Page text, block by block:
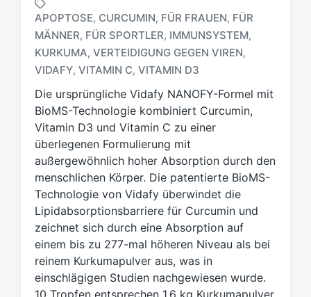
c
h
l
g
w
ö
r
t
e
r
APOPTOSE, CURCUMIN, FÜR FRAUEN, FÜR
MÄNNER, FÜR SPORTLER, IMMUNSYSTEM,
KURKUMA, VERTEIDIGUNG GEGEN VIREN,
VIDAFY, VITAMIN C, VITAMIN D3
Die ursprüngliche Vidafy NANOFY-Formel mit
BioMS-Technologie kombiniert Curcumin,
Vitamin D3 und Vitamin C zu einer
überlegenen Formulierung mit
außergewöhnlich hoher Absorption durch den
menschlichen Körper. Die patentierte BioMS-
Technologie von Vidafy überwindet die
Lipidabsorptionsbarriere für Curcumin und
zeichnet sich durch eine Absorption auf
einem bis zu 277-mal höheren Niveau als bei
reinem Kurkumapulver aus, was in
einschlägigen Studien nachgewiesen wurde.
10 Tropfen entsprechen 1,6 kg Kurkumapulver.